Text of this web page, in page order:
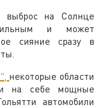
выброс на Солнце
и может
сияние сразу в
некоторые области
на себе мощные
автомобили